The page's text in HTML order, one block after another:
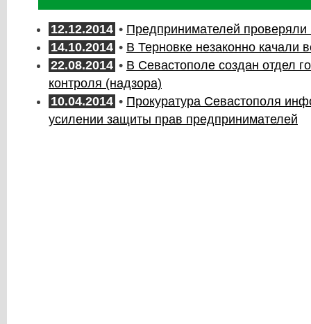
12.12.2014 • Предпринимателей проверяли
14.10.2014 • В Терновке незаконно качали
22.08.2014 • В Севастополе создан отдел
контроля (надзора)
10.04.2014 • Прокуратура Севастополя
усилении защиты прав предпринимателей